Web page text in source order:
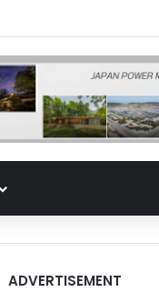
ADVERTISEMENT